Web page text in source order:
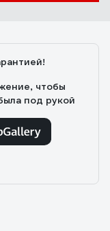
чтобы
под рукой